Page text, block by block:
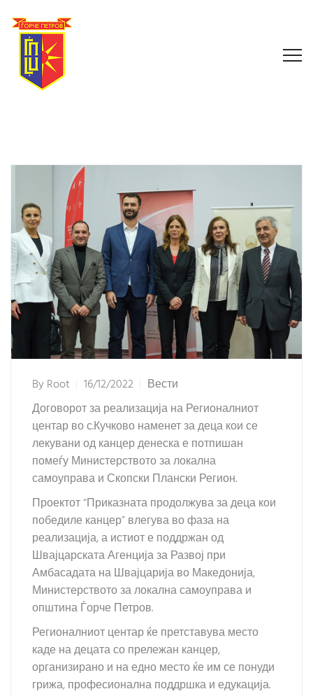
ByRoot 16/12/2022
Вести
Договорот за реализација на Регионалниот
центар во с.Кучково наменет за деца кои се
лекувани од канцер денеска е потпишан
помеѓу Министерството за локална
самоуправа и Скопски Плански Регион.
Проектот “Приказната продолжува за деца кои
победиле канцер” влегува во фаза на
реализација, а истиот е поддржан од
Швајцарската Агенција за Развој при
Амбасадата на Швајцарија во Македонија,
Министерството за локална самоуправа и
општина Ѓорче Петров.
Регионалниот центар ќе претставува место
каде на децата со прележан канцер,
организирано и на едно место ќе им се понуди
грижа, професионална поддршка и едукација.